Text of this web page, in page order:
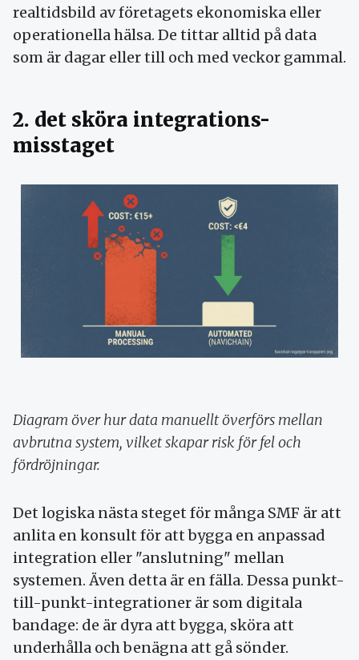
realtidsbild av företagets ekonomiska eller
operationella hälsa. De tittar alltid på data
som är dagar eller till och med veckor gammal.
2. det sköra integrations-
misstaget
Diagram över hur data manuellt överförs mellan
avbrutna system, vilket skapar risk för fel och
fördröjningar.
Det logiska nästa steget för många SMF är att
anlita en konsult för att bygga en anpassad
integration eller "anslutning" mellan
systemen. Även detta är en fälla. Dessa punkt-
till-punkt-integrationer är som digitala
bandage: de är dyra att bygga, sköra att
underhålla och benägna att gå sönder.